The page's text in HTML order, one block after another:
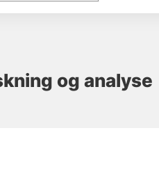
og analyse